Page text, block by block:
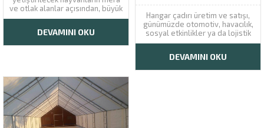
ve otlak alanlar açısından, büyük
bir avantaja sahip olan Konya
kapsamında gelişmiş
şehirlerden biridir. Türkiye’nin
bulunmakta ve...
DEVAMINI OKU
Hangar çadırı üretim ve satışı,
günümüzde otomotiv, havacılık,
sosyal etkinlikler ya da lojistik
sektörlerinde hizmet veren
gerçekleştirilmektedir. Hangar
çadırlarının kullanım amaçları,
DEVAMINI OKU